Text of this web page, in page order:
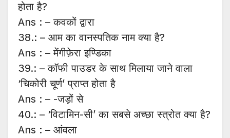
होता है?
Ans : – कवकों द्वारा
38.: – आम का वानस्पतिक नाम क्या है?
Ans : – मेंगीफ़ेरा इण्डिका
39.: – कॉफी पाउडर के साथ मिलाया जाने वाला
‘चिकोरी चूर्ण’ प्राप्त होता है
Ans : – -जड़ों से
40.: – ‘विटामिन-सी’ का सबसे अच्छा स्त्रोत क्या है?
Ans : – आंवला